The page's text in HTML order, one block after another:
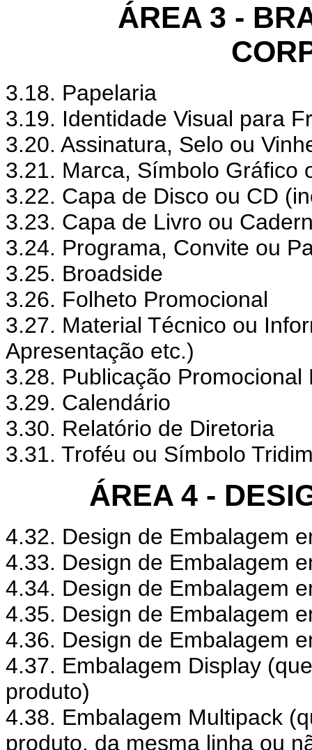
ÁREA 3 -
3.18. Papelaria
3.19. Identidade Visual para
3.20. Assinatura, Selo ou
3.21. Marca, Símbolo Gráfico
3.22. Capa de Disco ou CD
3.23. Capa de Livro ou
3.24. Programa, Convite ou
3.25. Broadside
3.26. Folheto Promocional
3.27. Material Técnico ou
Apresentação etc.)
3.28. Publicação
3.29. Calendário
3.30. Relatório de Diretoria
3.31. Troféu ou Símbolo
ÁREA 4 -
4.32. Design de Embalagem
4.33. Design de Embalagem
4.34. Design de Embalagem
4.35. Design de Embalagem
4.36. Design de Embalagem
4.37. Embalagem Display
produto)
4.38. Embalagem Multipack
produto, da mesma linha ou